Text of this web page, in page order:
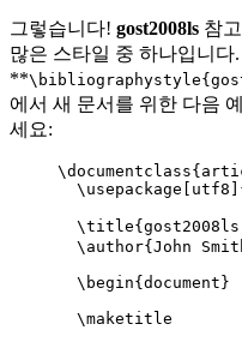
그렇습니다! gost2008ls 참
많은 스타일 중 하나입니다.
**
에서 새 문서를 위한 다음
세요:
\documentclass{
\usepackage
utf8
\title{gost2008ls
\author{John
\begin{ document }
\maketitle